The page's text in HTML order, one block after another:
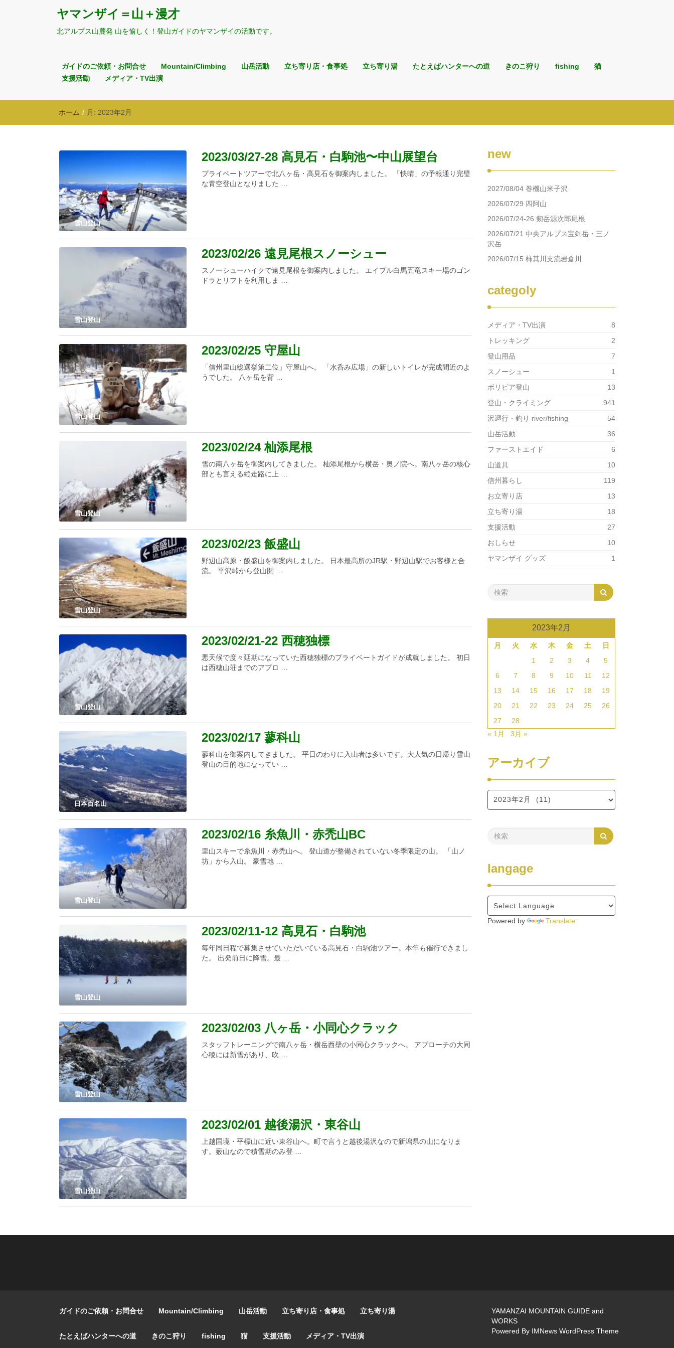
ヤマンザイ＝山＋漫才
北アルプス山麓発 山を愉しく！登山ガイドのヤマンザイの活動です。
ガイドのご依頼・お問合せ Mountain/Climbing 山岳活動 立ち寄り店・食事処 立ち寄り湯 たとえばハンターへの道 きのこ狩り fishing
猫
支援活動
メディア・TV出演
ホーム / 月: 2023年2月
雪山登山
2023/03/27-28 高見石・白駒池〜中山展望台
プライベートツアーで北八ヶ岳・高見石を御案内しました。 「快晴」の予報通り完璧
な青空登山となりました …
雪山登山
2023/02/26 遠見尾根スノーシュー
スノーシューハイクで遠見尾根を御案内しました。 エイブル白馬五竜スキー場のゴン
ドラとリフトを利用しま …
雪山登山
2023/02/25 守屋山
「信州里山総選挙第二位」守屋山へ。 「水呑み広場」の新しいトイレが完成間近のよ
うでした。 八ヶ岳を背 …
雪山登山
2023/02/24 杣添尾根
雪の南八ヶ岳を御案内してきました。 杣添尾根から横岳・奥ノ院へ。南八ヶ岳の核心
部とも言える縦走路に上 …
雪山登山
2023/02/23 飯盛山
野辺山高原・飯盛山を御案内しました。 日本最高所のJR駅・野辺山駅でお客様と合
流。 平沢峠から登山開 …
雪山登山
2023/02/21-22 西穂独標
悪天候で度々延期になっていた西穂独標のプライベートガイドが成就しました。 初日
は西穂山荘までのアプロ …
日本百名山
2023/02/17 蓼科山
蓼科山を御案内してきました。 平日のわりに入山者は多いです。大人気の日帰り雪山
登山の目的地になってい …
雪山登山
2023/02/16 糸魚川・赤禿山BC
里山スキーで糸魚川・赤禿山へ。 登山道が整備されていない冬季限定の山。 「山ノ
坊」から入山。 豪雪地 …
雪山登山
2023/02/11-12 高見石・白駒池
毎年同日程で募集させていただいている高見石・白駒池ツアー。本年も催行できまし
た。 出発前日に降雪。最 …
雪山登山
2023/02/03 八ヶ岳・小同心クラック
スタッフトレーニングで南八ヶ岳・横岳西壁の小同心クラックへ。 アプローチの大同
心稜には新雪があり、吹 …
雪山登山
2023/02/01 越後湯沢・東谷山
上越国境・平標山に近い東谷山へ。町で言うと越後湯沢なので新潟県の山になりま
す。薮山なので積雪期のみ登 …
new
2027/08/04 巻機山米子沢
2026/07/29 四阿山
2026/07/24-26 剱岳源次郎尾根
2026/07/21 中央アルプス宝剣岳・三ノ
沢岳
2026/07/15 柿其川支流岩倉川
categoly
メディア・TV出演
8
トレッキング
2
登山用品
7
スノーシュー
1
ボリビア登山
13
登山・クライミング
941
沢遡行・釣り river/fishing
54
山岳活動
36
ファーストエイド
6
山道具
10
信州暮らし
119
お立寄り店
13
立ち寄り湯
18
支援活動
27
おしらせ
10
ヤマンザイ グッズ
1
2023年2月
月 火 水 木 金 土
日
1
2 3 4
5
6
7 8 9 10 11
12
13
14 15 16 17 18
19
20
21 22 23 24 25
26
27
28
« 1月
3月 »
アーカイブ
langage
Powered by Translate
ガイドのご依頼・お問合せ Mountain/Climbing 山岳活動 立ち寄り店・食事処 立ち寄り湯
たとえばハンターへの道 きのこ狩り fishing 猫 支援活動 メディア・TV出演
YAMANZAI MOUNTAIN GUIDE and
WORKS
Powered By IMNews WordPress Theme